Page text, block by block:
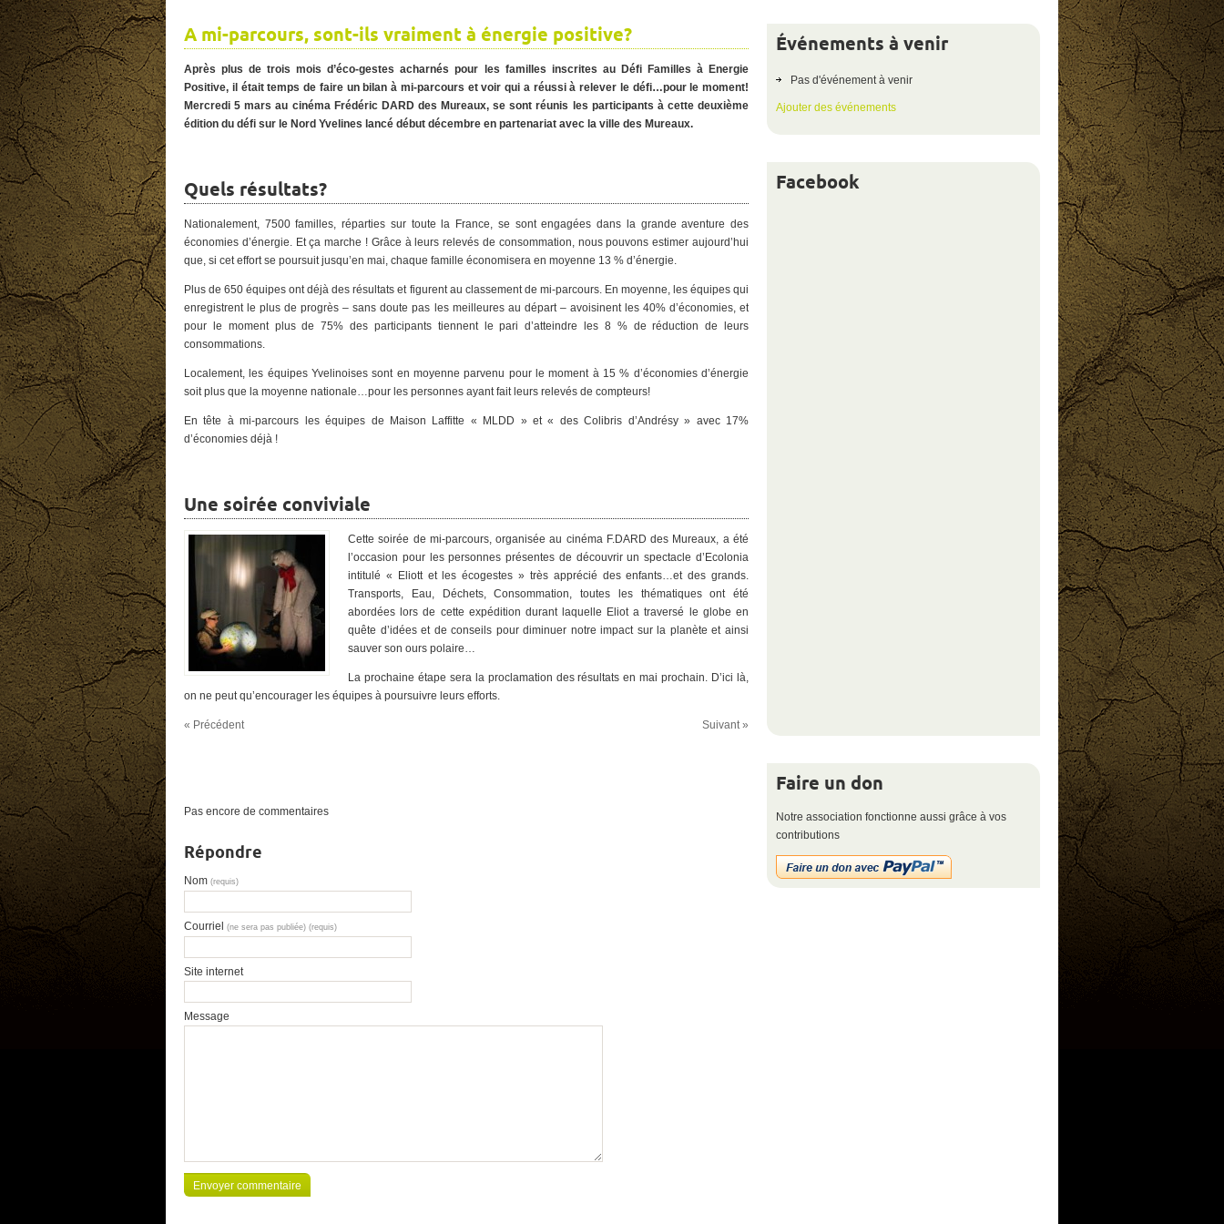
A mi-parcours, sont-ils vraiment à énergie positive?
Après plus de trois mois d’éco-gestes acharnés pour les familles inscrites au Défi Familles à Energie
Positive, il était temps de faire un bilan à mi-parcours et voir qui a réussi à relever le défi…pour le moment!
Mercredi 5 mars au cinéma Frédéric DARD des Mureaux, se sont réunis les participants à cette deuxième
édition du défi sur le Nord Yvelines lancé début décembre en partenariat avec la ville des Mureaux.
Quels résultats?
Nationalement, 7500 familles, réparties sur toute la France, se sont engagées dans la grande aventure des
économies d’énergie. Et ça marche ! Grâce à leurs relevés de consommation, nous pouvons estimer aujourd’hui
que, si cet effort se poursuit jusqu’en mai, chaque famille économisera en moyenne 13 % d’énergie.
Plus de 650 équipes ont déjà des résultats et figurent au classement de mi-parcours. En moyenne, les équipes qui
enregistrent le plus de progrès – sans doute pas les meilleures au départ – avoisinent les 40% d’économies, et
pour le moment plus de 75% des participants tiennent le pari d’atteindre les 8 % de réduction de leurs
consommations.
Localement, les équipes Yvelinoises sont en moyenne parvenu pour le moment à 15 % d’économies d’énergie
soit plus que la moyenne nationale…pour les personnes ayant fait leurs relevés de compteurs!
En tête à mi-parcours les équipes de Maison Laffitte « MLDD » et « des Colibris d’Andrésy » avec 17%
d’économies déjà !
Une soirée conviviale
Cette soirée de mi-parcours, organisée au cinéma F.DARD des Mureaux, a été
l’occasion pour les personnes présentes de découvrir un spectacle d’Ecolonia
intitulé « Eliott et les écogestes » très apprécié des enfants…et des grands.
Transports, Eau, Déchets, Consommation, toutes les thématiques ont été
abordées lors de cette expédition durant laquelle Eliot a traversé le globe en
quête d’idées et de conseils pour diminuer notre impact sur la planète et ainsi
sauver son ours polaire…
La prochaine étape sera la proclamation des résultats en mai prochain. D’ici là,
on ne peut qu’encourager les équipes à poursuivre leurs efforts.
« Précédent Suivant »
Pas encore de commentaires
Répondre
Nom (requis)
Courriel (ne sera pas publiée) (requis)
Site internet
Message
Événements à venir
Pas d'événement à venir
Ajouter des événements
Facebook
Faire un don
Notre association fonctionne aussi grâce à vos
contributions